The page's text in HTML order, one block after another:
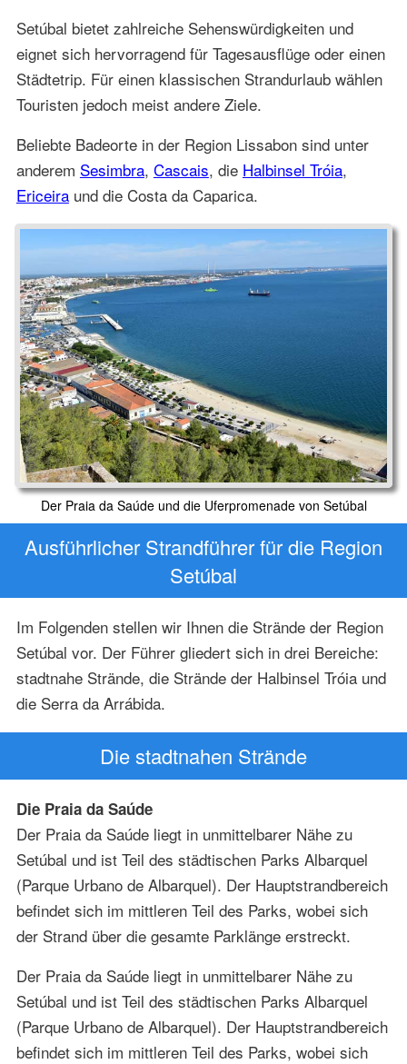
Setúbal bietet zahlreiche Sehenswürdigkeiten und
eignet sich hervorragend für Tagesausflüge oder einen
Städtetrip. Für einen klassischen Strandurlaub wählen
Touristen jedoch meist andere Ziele.
Beliebte Badeorte in der Region Lissabon sind unter
anderem Sesimbra, Cascais, die Halbinsel Tróia,
Ericeiraund die Costa da Caparica.
Der Praia da Saúde und die Uferpromenade von Setúbal
Ausführlicher Strandführer für die Region
Setúbal
Im Folgenden stellen wir Ihnen die Strände der Region
Setúbal vor. Der Führer gliedert sich in drei Bereiche:
stadtnahe Strände, die Strände der Halbinsel Tróia und
die Serra da Arrábida.
Die stadtnahen Strände
Die Praia da Saúde
Der Praia da Saúde liegt in unmittelbarer Nähe zu
Setúbal und ist Teil des städtischen Parks Albarquel
(Parque Urbano de Albarquel). Der Hauptstrandbereich
befindet sich im mittleren Teil des Parks, wobei sich
der Strand über die gesamte Parklänge erstreckt.
Der Praia da Saúde liegt in unmittelbarer Nähe zu
Setúbal und ist Teil des städtischen Parks Albarquel
(Parque Urbano de Albarquel). Der Hauptstrandbereich
befindet sich im mittleren Teil des Parks, wobei sich